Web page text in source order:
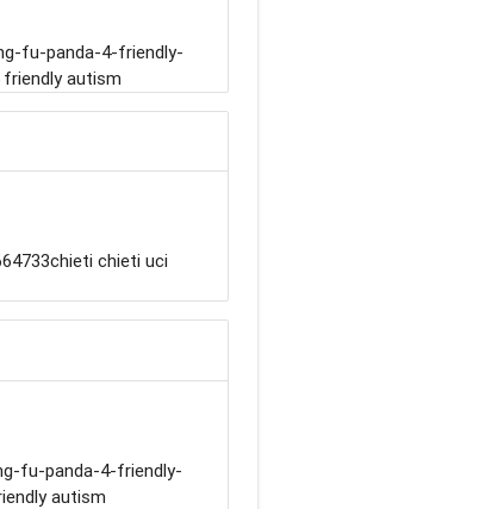
fu-panda-4-friendly-
autism
chieti uci
fu-panda-4-friendly-
autism